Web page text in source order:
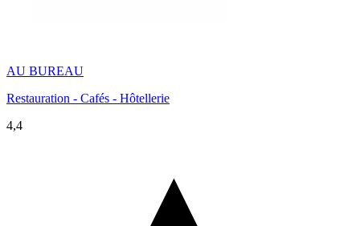
AU BUREAU
Restauration - Cafés - Hôtellerie
4,4